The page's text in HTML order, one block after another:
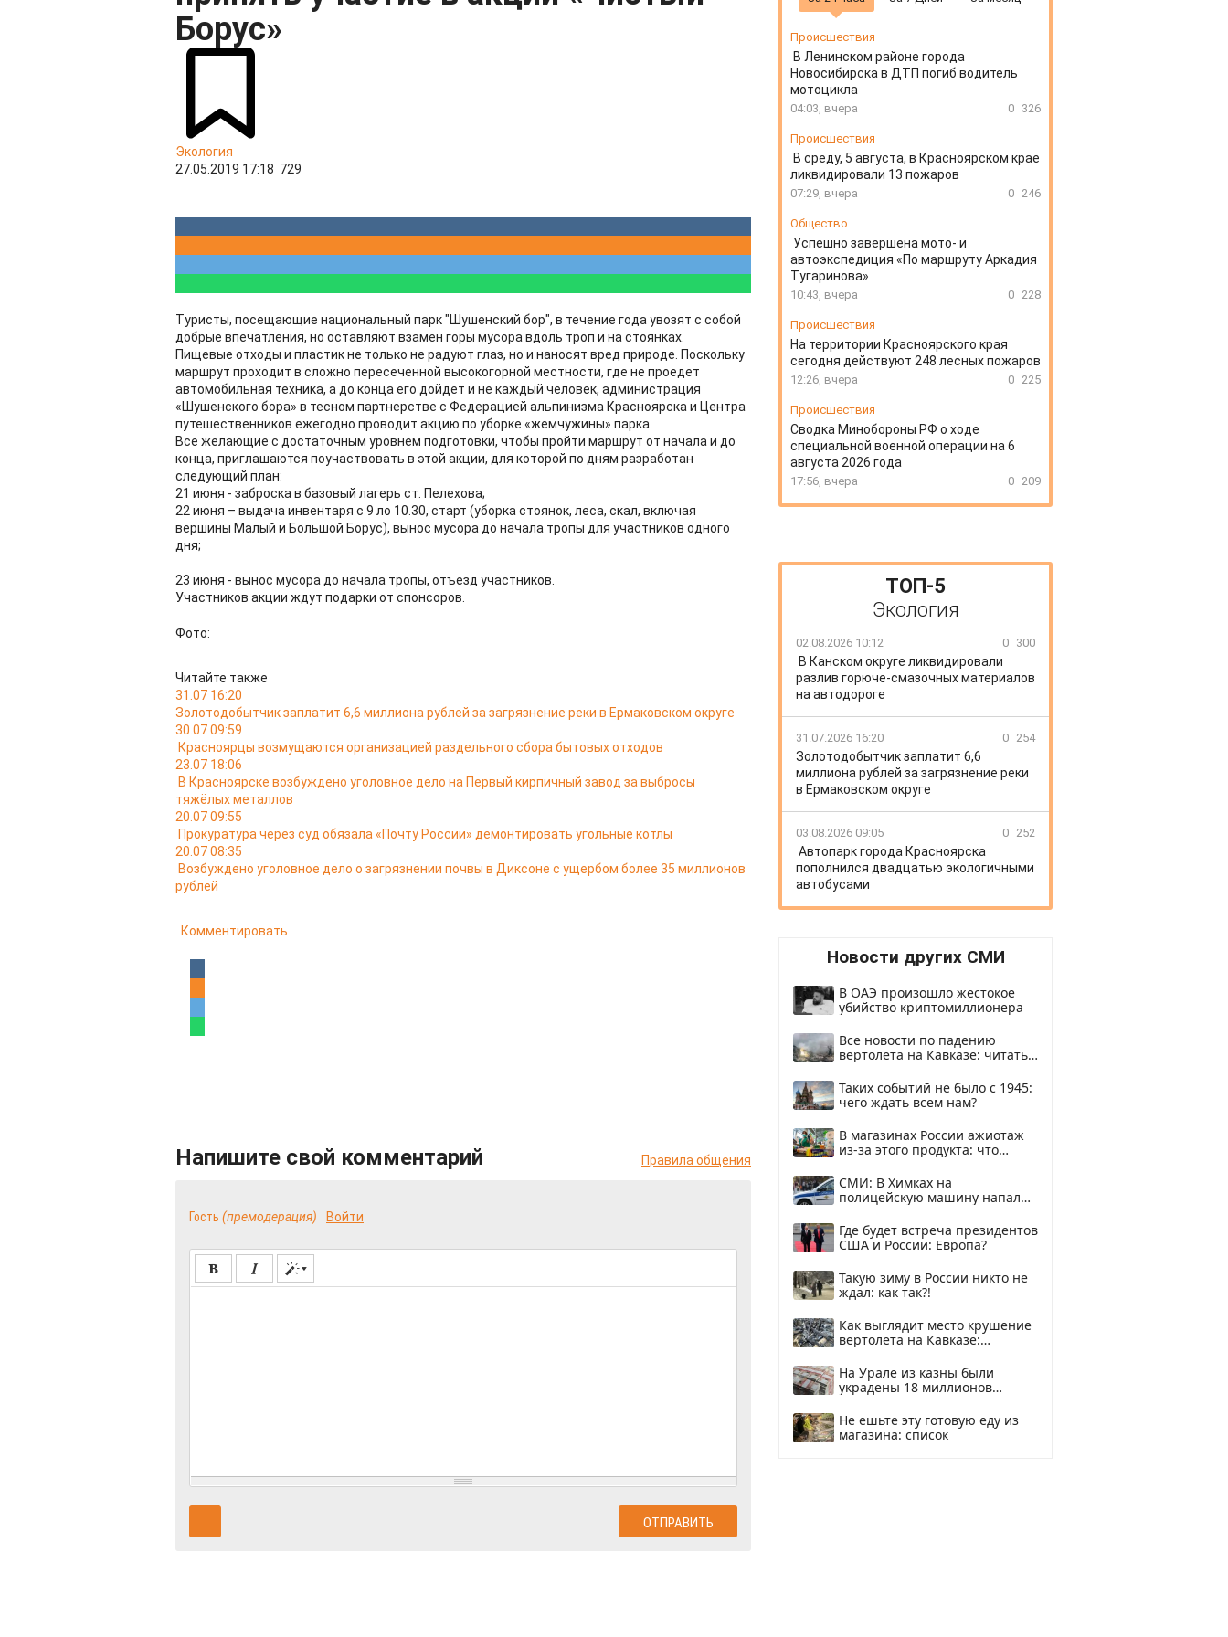
Борус»
Экология
27.05.2019 17:18 729
Туристы, посещающие национальный парк "Шушенский бор", в течение года увозят с собой
добрые впечатления, но оставляют взамен горы мусора вдоль троп и на стоянках.
Пищевые отходы и пластик не только не радуют глаз, но и наносят вред природе. Поскольку
маршрут проходит в сложно пересеченной высокогорной местности, где не проедет
автомобильная техника, а до конца его дойдет и не каждый человек, администрация
«Шушенского бора» в тесном партнерстве с Федерацией альпинизма Красноярска и Центра
путешественников ежегодно проводит акцию по уборке «жемчужины» парка.
Все желающие с достаточным уровнем подготовки, чтобы пройти маршрут от начала и до
конца, приглашаются поучаствовать в этой акции, для которой по дням разработан
следующий план:
21 июня - заброска в базовый лагерь ст. Пелехова;
22 июня – выдача инвентаря с 9 ло 10.30, старт (уборка стоянок, леса, скал, включая
вершины Малый и Большой Борус), вынос мусора до начала тропы для участников одного
дня;
23 июня - вынос мусора до начала тропы, отъезд участников.
Участников акции ждут подарки от спонсоров.
Фото:
Читайте также
31.07 16:20
Золотодобытчик заплатит 6,6 миллиона рублей за загрязнение реки в Ермаковском округе
30.07 09:59
Красноярцы возмущаются организацией раздельного сбора бытовых отходов
23.07 18:06
В Красноярске возбуждено уголовное дело на Первый кирпичный завод за выбросы
тяжёлых металлов
20.07 09:55
Прокуратура через суд обязала «Почту России» демонтировать угольные котлы
20.07 08:35
Возбуждено уголовное дело о загрязнении почвы в Диксоне с ущербом более 35 миллионов
рублей
Комментировать
Напишите свой комментарий Правила общения
Гость (премодерация) Войти
Происшествия
В Ленинском районе города
Новосибирска в ДТП погиб водитель
мотоцикла
04:03, вчера 0 326
Происшествия
В среду, 5 августа, в Красноярском крае
ликвидировали 13 пожаров
07:29, вчера 0 246
Общество
Успешно завершена мото- и
автоэкспедиция «По маршруту Аркадия
Тугаринова»
10:43, вчера 0 228
Происшествия
На территории Красноярского края
сегодня действуют 248 лесных пожаров
12:26, вчера 0 225
Происшествия
Сводка Минобороны РФ о ходе
специальной военной операции на 6
августа 2026 года
17:56, вчера 0 209
ТОП-5
Экология
02.08.2026 10:12 0 300
В Канском округе ликвидировали
разлив горюче-смазочных материалов
на автодороге
31.07.2026 16:20 0 254
Золотодобытчик заплатит 6,6
миллиона рублей за загрязнение реки
в Ермаковском округе
03.08.2026 09:05 0 252
Автопарк города Красноярска
пополнился двадцатью экологичными
автобусами
Новости других СМИ
В ОАЭ произошло жестокое
убийство криптомиллионера
Все новости по падению
вертолета на Кавказе: читать
Таких событий не было с 1945:
чего ждать всем нам?
В магазинах России ажиотаж
из-за этого продукта: что
СМИ: В Химках на
полицейскую машину напали
Где будет встреча президентов
США и России: Европа?
Такую зиму в России никто не
ждал: как так?!
Как выглядит место крушение
вертолета на Кавказе:
На Урале из казны были
украдены 18 миллионов
Не ешьте эту готовую еду из
магазина: список